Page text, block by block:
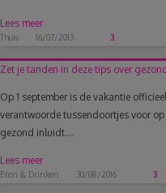
Lees meer
Thuis 16/07/2013 3
Zet je tanden in deze tips over
Op 1 september is de vakantie
verantwoorde tussendoortjes voor
gezond inluidt....
Lees meer
Eten & Drinken 30/08/2016 3